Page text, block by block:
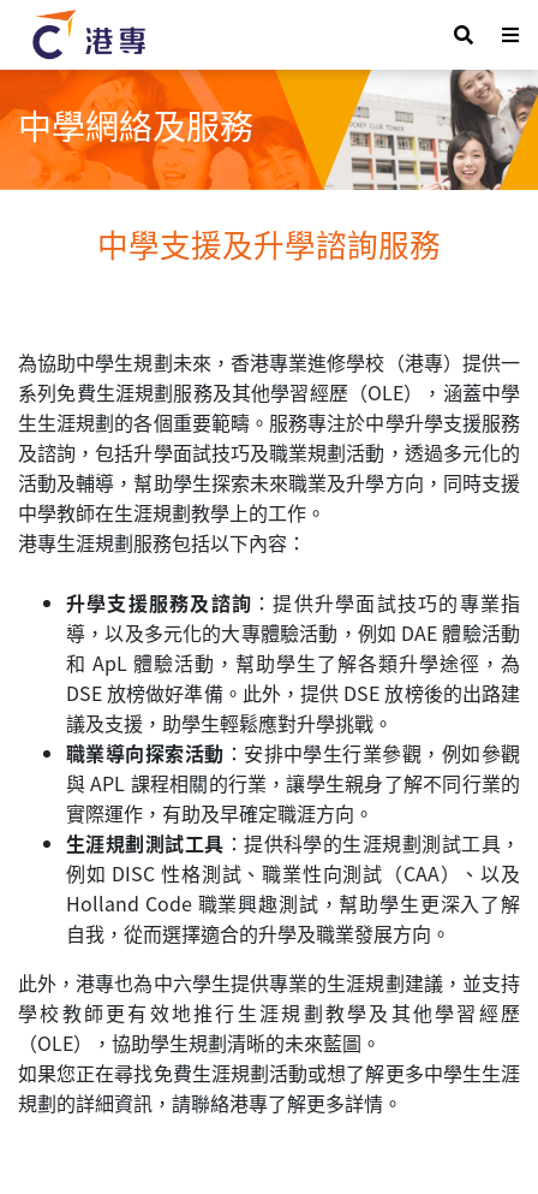
中學網絡及服務
中學支援及升學諮詢服務
為協助中學生規劃未來，香港專業進修學校（港專）提供一
系列免費生涯規劃服務及其他學習經歷（OLE），涵蓋中學
生生涯規劃的各個重要範疇。服務專注於中學升學支援服務
及諮詢，包括升學面試技巧及職業規劃活動，透過多元化的
活動及輔導，幫助學生探索未來職業及升學方向，同時支援
中學教師在生涯規劃教學上的工作。
港專生涯規劃服務包括以下內容：
升學支援服務及諮詢 ：提供升學面試技巧的專業指
導，以及多元化的大專體驗活動，例如 DAE 體驗活動
和 ApL 體驗活動，幫助學生了解各類升學途徑，為
DSE 放榜做好準備。此外，提供 DSE 放榜後的出路建
議及支援，助學生輕鬆應對升學挑戰。
職業導向探索活動 ：安排中學生行業參觀，例如參觀
與 APL 課程相關的行業，讓學生親身了解不同行業的
實際運作，有助及早確定職涯方向。
生涯規劃測試工具 ：提供科學的生涯規劃測試工具，
例如 DISC 性格測試、職業性向測試（CAA）、以及
Holland Code 職業興趣測試，幫助學生更深入了解
自我，從而選擇適合的升學及職業發展方向。
此外，港專也為中六學生提供專業的生涯規劃建議，並支持
學校教師更有效地推行生涯規劃教學及其他學習經歷
（OLE），協助學生規劃清晰的未來藍圖。
如果您正在尋找免費生涯規劃活動或想了解更多中學生生涯
規劃的詳細資訊，請聯絡港專了解更多詳情。